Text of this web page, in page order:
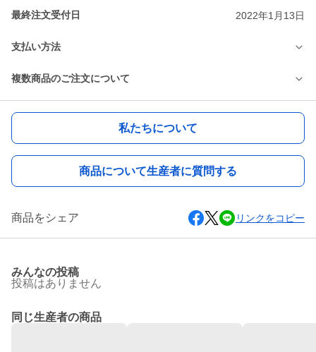
最終注文受付日 2022年1月13日
支払い方法
複数商品のご注文について
私たちについて
商品について生産者に質問する
商品をシェア リンクをコピー
みんなの投稿
投稿はありません
同じ生産者の商品